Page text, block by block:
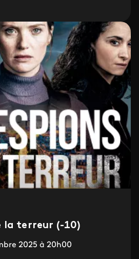
la terreur (-10)
2025 à 20h00